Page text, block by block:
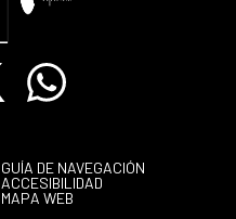
Whatsapp
GUÍA DE NAVEGACIÓN
ACCESIBILIDAD
MAPA WEB